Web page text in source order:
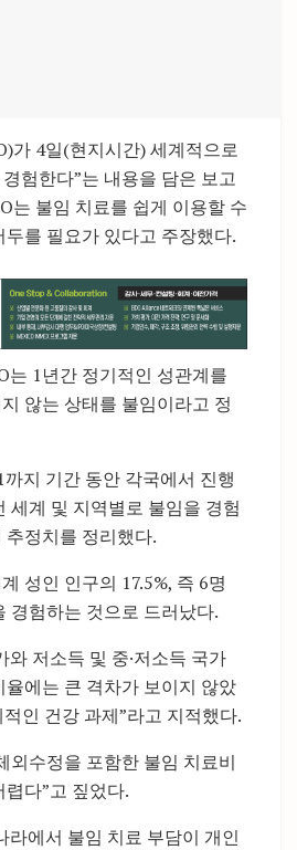
가 4일(현지시간) 세계적으로
험한다”는 내용을 담은 보고
는 불임 치료를 쉽게 이용할 수
를 필요가 있다고 주장했다.
는 1년간 정기적인 성관계를
않는 상태를 불임이라고 정
지 기간 동안 각국에서 진행
세계 및 지역별로 불임을 경험
정치를 정리했다.
성인 인구의 17.5%, 즉 6명
경험하는 것으로 드러났다.
저소득 및 중·저소득 국가
에는 큰 격차가 보이지 않았
인 건강 과제”라고 지적했다.
외수정을 포함한 불임 치료비
다”고 짚었다.
라에서 불임 치료 부담이 개인